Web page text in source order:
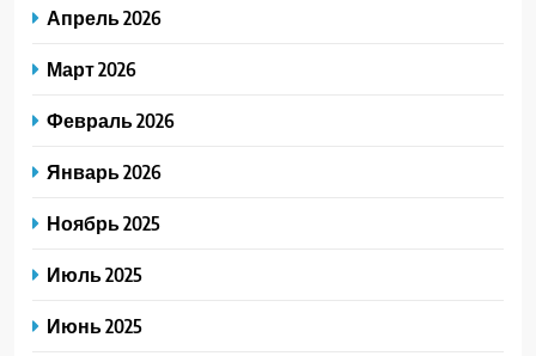
Апрель 2026
Март 2026
Февраль 2026
Январь 2026
Ноябрь 2025
Июль 2025
Июнь 2025